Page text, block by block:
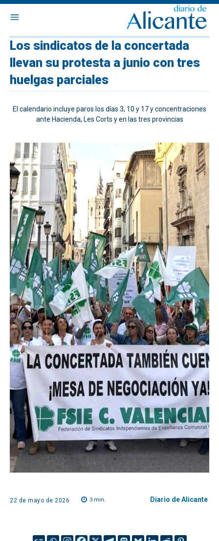
Los sindicatos de la concertada
llevan su protesta a junio con tres
huelgas parciales
El calendario incluye paros los días 3, 10 y 17 y concentraciones
ante Hacienda, Les Corts y en las tres provincias
22 de mayo de 2026 3 min. Diario de Alicante